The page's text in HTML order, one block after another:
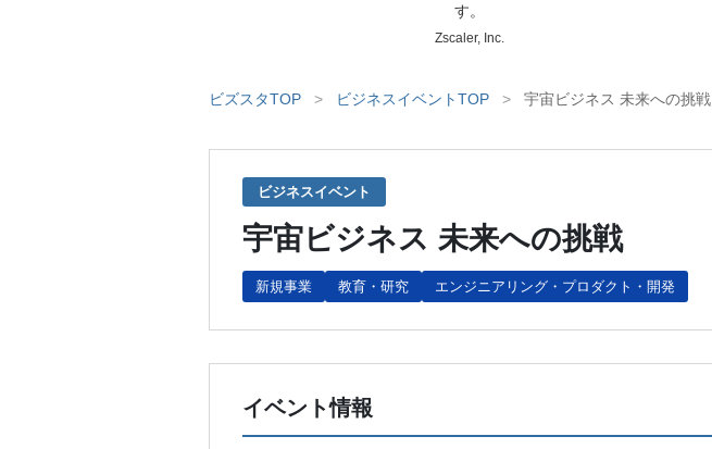
す。
Zscaler, Inc.
ビズスタTOP > ビジネスイベントTOP > 宇宙ビジネス 未来への挑戦
ビジネスイベント
宇宙ビジネス 未来への挑戦
新規事業 教育・研究 エンジニアリング・プロダクト・開発
イベント情報